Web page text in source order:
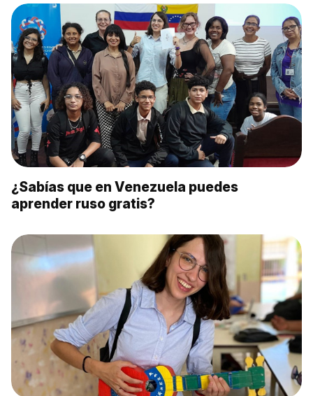
¿Sabías que en Venezuela puedes
aprender ruso gratis?